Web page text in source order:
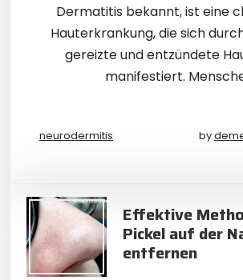
Dermatitis bekannt, ist eine
Hauterkrankung, die sich
gereizte und entzündete
manifestiert.
neurodermitis by
Effektive
Pickel auf der
entfernen